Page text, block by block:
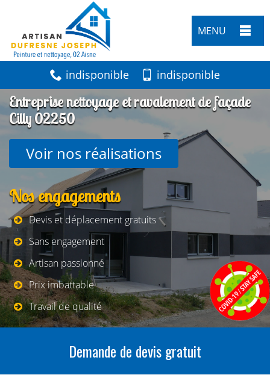
MENU
indisponible indisponible
Entreprise nettoyage et ravalement de façade
Cilly 02250
Voir nos réalisations
Nos engagements
Devis et déplacement gratuits
Sans engagement
Artisan passionné
Prix imbattable
Travail de qualité
Demande de devis gratuit